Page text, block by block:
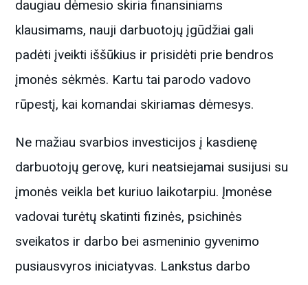
daugiau dėmesio skiria finansiniams
klausimams, nauji darbuotojų įgūdžiai gali
padėti įveikti iššūkius ir prisidėti prie bendros
įmonės sėkmės. Kartu tai parodo vadovo
rūpestį, kai komandai skiriamas dėmesys.
Ne mažiau svarbios investicijos į kasdienę
darbuotojų gerovę, kuri neatsiejamai susijusi su
įmonės veikla bet kuriuo laikotarpiu. Įmonėse
vadovai turėtų skatinti fizinės, psichinės
sveikatos ir darbo bei asmeninio gyvenimo
pusiausvyros iniciatyvas. Lankstus darbo